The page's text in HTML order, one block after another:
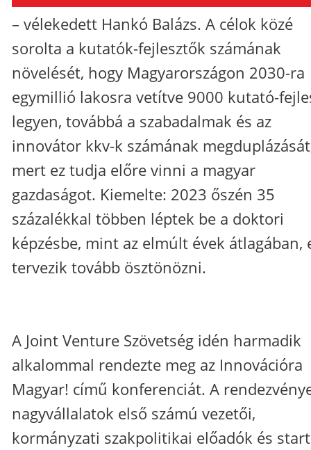
– vélekedett Hankó Balázs. A célok közé
sorolta a kutatók-fejlesztők számának
növelését, hogy Magyarországon 2030-ra
egymillió lakosra vetítve 9000 kutató-
legyen, továbbá a szabadalmak és az
innovátor kkv-k számának
mert ez tudja előre vinni a magyar
gazdaságot. Kiemelte: 2023 őszén 35
százalékkal többen léptek be a doktori
képzésbe, mint az elmúlt évek átlagában,
tervezik tovább ösztönözni.
A Joint Venture Szövetség idén harmadik
alkalommal rendezte meg az Innovációra
Magyar! című konferenciát. A
nagyvállalatok első számú vezetői,
kormányzati szakpolitikai előadók és